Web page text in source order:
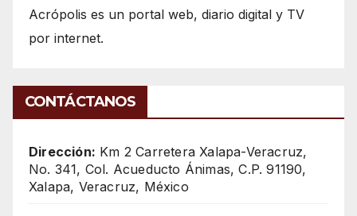
Acrópolis es un portal web, diario digital y TV
por internet.
CONTÁCTANOS
Dirección: Km 2 Carretera Xalapa-Veracruz,
No. 341, Col. Acueducto Ánimas, C.P. 91190,
Xalapa, Veracruz, México